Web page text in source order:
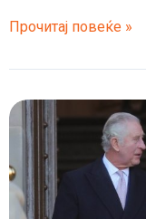
Адел
Ед
Ширан
го
одбија
кралот
Чарлс
да
Прочитај повеќе »